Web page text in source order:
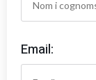
Email: